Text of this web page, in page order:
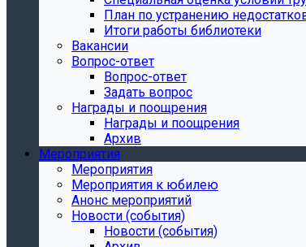
План по устранению
Итоги работы библиотеки
Вакансии
Вопрос-ответ
Вопрос-ответ
Задать вопрос
Награды и поощрения
Награды и поощрения
Архив
Мероприятия
Мероприятия
Мероприятия к юбилею
Анонс мероприятий
Новости (события)
Новости (события)